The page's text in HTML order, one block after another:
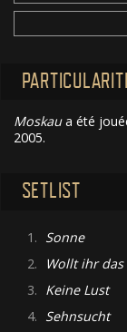
Moskaua été
2005.
SETLIST
1. Sonne
2.
Wollt ihr das
3. Keine Lust
4. Sehnsucht